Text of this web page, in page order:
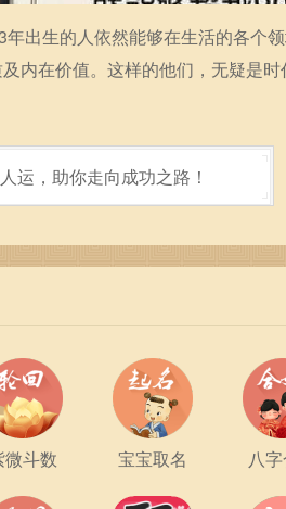
出生的人依然能够在生活的各个
内在价值。这样的他们，无疑是时
运，助你走向成功之路！
微斗数 宝宝取名 八